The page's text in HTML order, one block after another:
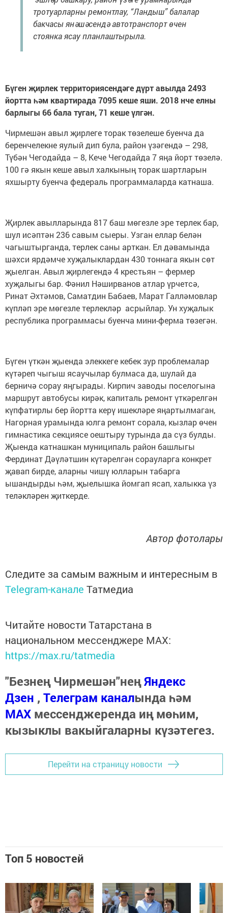
тротуарларны ремонтлау, “Ландыш” балалар
бакчасы янәшәсендә автотранспорт өчен
стоянка ясау планлаштырыла.
Бүген җирлек территориясендәге дүрт авылда 2493
йортта һәм квартирада 7095 кеше яши. 2018 нче елны
барлыгы 66 бала туган, 71 кеше үлгән.
Чирмешән авыл җирлеге торак төзелеше буенча да
беренчелекне яулый дип була, район үзәгендә – 298,
Түбән Чегодайда – 8, Кече Чегодайда 7 яңа йорт төзелә.
100 гә якын кеше авыл халкының торак шартларын
яхшырту буенча федераль программаларда катнаша.
Җирлек авылларында 817 баш мөгезле эре терлек бар,
шул исәптән 236 савым сыеры. Узган еллар белән
чагыштырганда, терлек саны арткан. Ел дәвамында
шәхси ярдәмче хуҗалыклардан 430 тоннага якын сөт
җыелган. Авыл җирлегендә 4 крестьян – фермер
хуҗалыгы бар. Фәнил Нәширванов атлар үрчетсә,
Ринат Әхтәмов, Саматдин Бабаев, Марат Галләмовлар
күпләп эре мөгезле терлекләр асрыйлар. Ун хуҗалык
республика программасы буенча мини-ферма төзегән.
Бүген үткән җыенда элеккеге кебек зур проблемалар
күтәреп чыгыш ясаучылар булмаса да, шулай да
берничә сорау яңгырады. Кирпич заводы поселогына
маршрут автобусы кирәк, капиталь ремонт үткәрелгән
күпфатирлы бер йортта керү ишекләре яңартылмаган,
Нагорная урамында юлга ремонт сорала, кызлар өчен
гимнастика секциясе оештыру турында да сүз булды.
Җыенда катнашкан муниципаль район башлыгы
Фердинат Дәүләтшин күтәрелгән сорауларга конкрет
җавап бирде, аларны чишү юлларын табарга
ышандырды һәм, җыелышка йомгап ясап, халыкка үз
теләкләрен җиткерде.
Автор фотолары
Следите за самым важным и интересным в
Telegram-канале Татмедиа
Читайте новости Татарстана в
национальном мессенджере MАХ:
https://max.ru/tatmedia
"Безнең Чирмешән"неңЯндекс
Дзен , Телеграм каналында һәм
МАХ мессенджеренда иң мөһим,
кызыклы вакыйгаларны күзәтегез.
Перейти на страницу новости
Топ 5 новостей